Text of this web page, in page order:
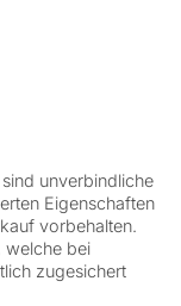
unverbindliche
Eigenschaften
vorbehalten.
welche bei
zugesichert